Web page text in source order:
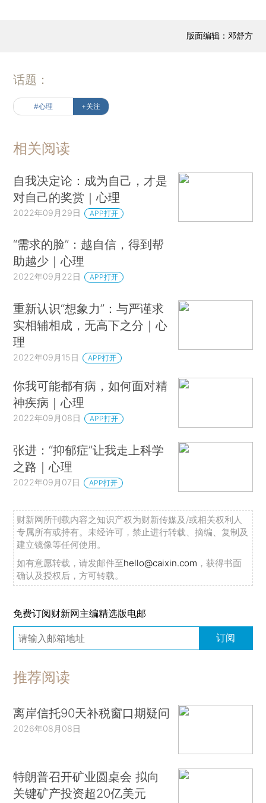
版面编辑：邓舒方
话题：
#心理 +关注
相关阅读
自我决定论：成为自己，才是
对自己的奖赏｜心理
2022年09月29日 APP打开
“需求的脸”：越自信，得到帮
助越少｜心理
2022年09月22日 APP打开
重新认识“想象力”：与严谨求
实相辅相成，无高下之分｜心
理
2022年09月15日 APP打开
你我可能都有病，如何面对精
神疾病｜心理
2022年09月08日 APP打开
张进：“抑郁症”让我走上科学
之路｜心理
2022年09月07日 APP打开
财新网所刊载内容之知识产权为财新传媒及/或相关权利人
专属所有或持有。未经许可，禁止进行转载、摘编、复制及
建立镜像等任何使用。
如有意愿转载，请发邮件至hello@caixin.com ，获得书面
确认及授权后，方可转载。
免费订阅财新网主编精选版电邮
订阅
推荐阅读
离岸信托90天补税窗口期疑问
2026年08月08日
特朗普召开矿业圆桌会 拟向
关键矿产投资超20亿美元